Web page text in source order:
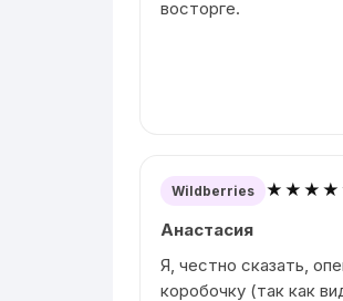
восторге.
Wildberries
Анастасия
Я, честно сказать,
коробочку (так как